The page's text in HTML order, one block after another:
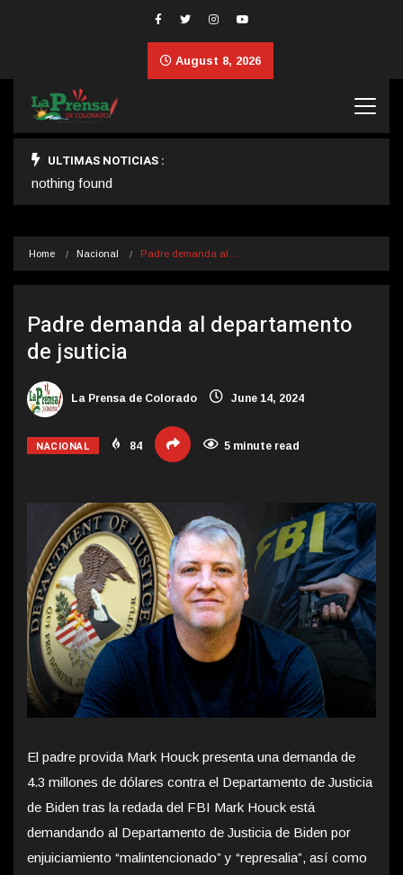
August 8, 2026
ULTIMAS NOTICIAS :
nothing found
Home Nacional Padre demanda al…
Padre demanda al departamento
de jsuticia
La Prensa de Colorado June 14, 2024
NACIONAL 84 5 minute read
El padre provida Mark Houck presenta una demanda de
4.3 millones de dólares contra el Departamento de Justicia
de Biden tras la redada del FBI Mark Houck está
demandando al Departamento de Justicia de Biden por
enjuiciamiento “malintencionado” y “represalia”, así como